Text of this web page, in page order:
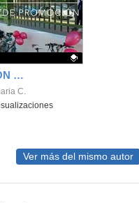
APS DONACIÓN DE SANGRE. PROMOCIÓN MARATON DE DONACIÓN
C.
Ver más del mismo autor